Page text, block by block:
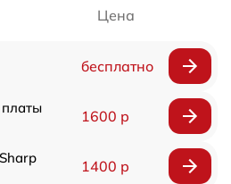
Цена
бесплатно
1600 р
1400 р